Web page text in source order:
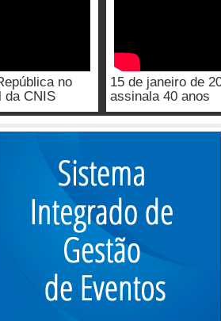
no
da CNIS
15 de janeiro de
assinala 40 anos